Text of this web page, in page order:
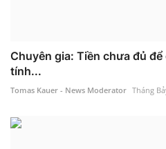
Chuyên gia: Tiền chưa đủ
tính...
Tomas Kauer - News Moderator Tháng